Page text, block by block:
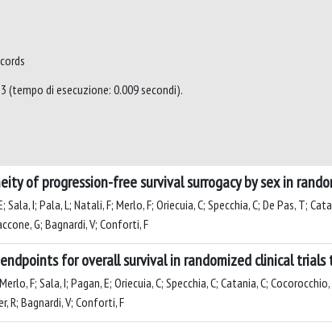
(tempo di esecuzione: 0.009 secondi).
of progression-free survival surrogacy by sex in
Sala, I; Pala, L; Natali, F; Merlo, F; Oriecuia, C; Specchia, C; De Pas, T;
G; Bagnardi, V; Conforti, F
for overall survival in randomized clinical
F; Sala, I; Pagan, E; Oriecuia, C; Specchia, C; Catania, C;
R; Bagnardi, V; Conforti, F